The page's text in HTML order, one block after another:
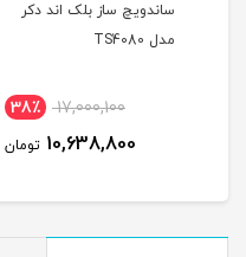
ساندویچ ساز بلک اند دکر
مدل TS4080
17,000,100 38٪
10,638,800 تومان